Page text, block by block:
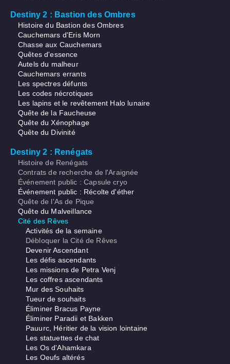
Destiny 2 : Bastion des Ombres
Histoire du Bastion des Ombres
Cauchemars d'Eris Morn
Chasse aux Cauchemars
Quêtes d'essence
Autels du malheur
Cauchemars errants
Les spectres défunts
Les codes nécrotiques
Les lapins et le revêtement Halo lunaire
Quête de la Faucheuse
Quête du Xénophage
Quête du Divinité
Destiny 2 : Renégats
Histoire de Renégats
Contrats de recherche de l'Araignée
Événement public : Capsule cryo
Événement public : Récolte d'éther
Quête de l'As de Pique
Quête du Malveillance
Cité des Rêves
Activités de la semaine
Débloquer la Cité de Rêves
Devenir Ascendant
Les défis ascendants
Les missions de Petra Venj
Les coffres ascendants
Mur des Souhaits
Tueur de souhaits
Éliminer Bracus Payne
Éliminer Paradii et Bakken
Pauurc, Héritier de la vision lointaine
Les statuettes de chat
Les Os d'Ahamkara
Les Oeufs altérés